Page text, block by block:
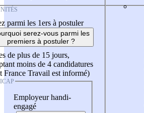
parmi les 1ers à postuler
serez-vous parmi les
premiers à postuler ?
de plus de 15 jours,
moins de 4 candidatures
France Travail est informé)
Employeur handi-
engagé